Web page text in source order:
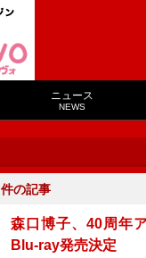
ニュース
NEWS
件の記事
森口博子、40周年
Blu-ray発売決定